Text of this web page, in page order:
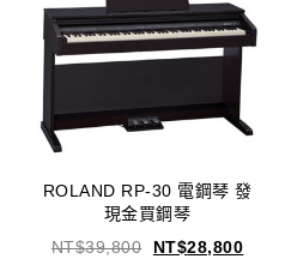
ROLAND RP-30 電鋼琴 發
現金買鋼琴
NT$39,800 NT$28,800